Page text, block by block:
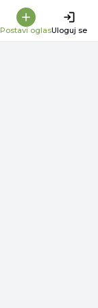
Postavi oglasUloguj se